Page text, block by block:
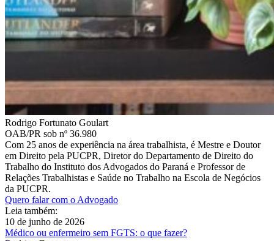
Rodrigo Fortunato Goulart
OAB/PR sob nº 36.980
Com 25 anos de experiência na área trabalhista, é Mestre e Doutor
em Direito pela PUCPR, Diretor do Departamento de Direito do
Trabalho do Instituto dos Advogados do Paraná e Professor de
Relações Trabalhistas e Saúde no Trabalho na Escola de Negócios
da PUCPR.
Quero falar com o Advogado
Leia também:
10 de junho de 2026
Médico ou enfermeiro sem FGTS: o que fazer?